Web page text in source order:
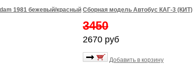
1981 бежевый/красный Сборная модель Автобус КАГ-3 (КИТ)
3450
2670 руб
Добавить в корзину